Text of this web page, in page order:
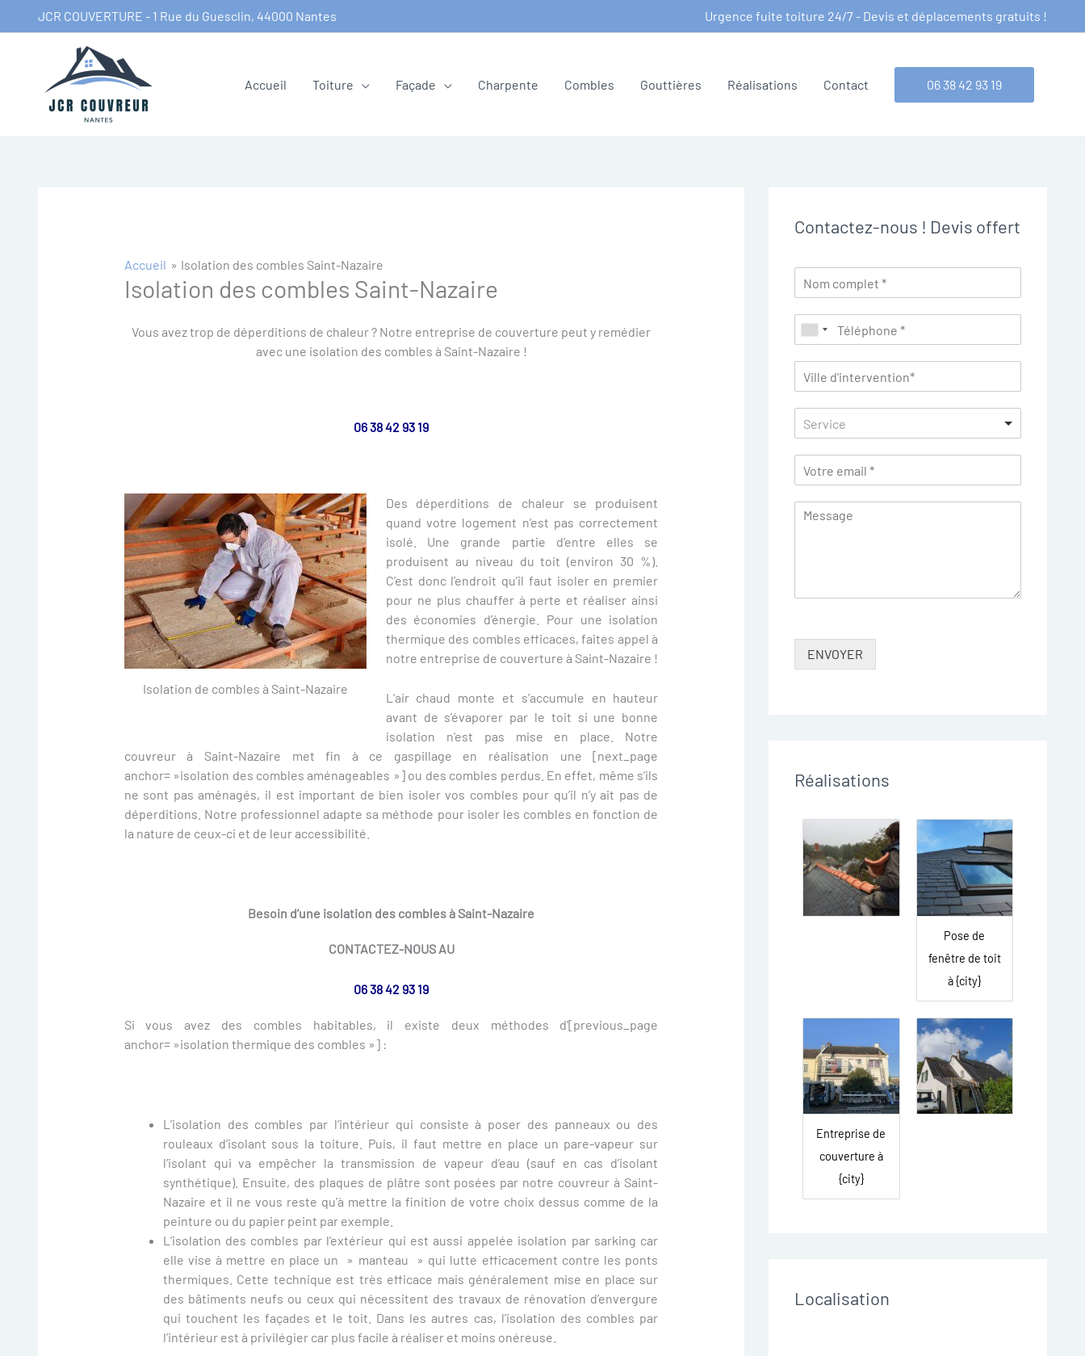
JCR COUVERTURE - 1 Rue du Guesclin, 44000 Nantes Urgence fuite toiture 24/7 - Devis et déplacements gratuits !
Accueil Toiture Façade Charpente Combles Gouttières Réalisations Contact 06 38 42 93 19
Accueil Isolation des combles Saint-Nazaire
Isolation des combles Saint-Nazaire
Vous avez trop de déperditions de chaleur ? Notre entreprise de couverture peut y remédier
avec une isolation des combles à Saint-Nazaire !
06 38 42 93 19
Isolation de combles à Saint-Nazaire
Des déperditions de chaleur se produisent
quand votre logement n’est pas correctement
isolé. Une grande partie d’entre elles se
produisent au niveau du toit (environ 30 %).
C’est donc l’endroit qu’il faut isoler en premier
pour ne plus chauffer à perte et réaliser ainsi
des économies d’énergie. Pour une isolation
thermique des combles efficaces, faites appel à
notre entreprise de couverture à Saint-Nazaire !
L’air chaud monte et s’accumule en hauteur
avant de s’évaporer par le toit si une bonne
isolation n’est pas mise en place. Notre
couvreur à Saint-Nazaire met fin à ce gaspillage en réalisation une [next_page
anchor= »isolation des combles aménageables »] ou des combles perdus. En effet, même s’ils
ne sont pas aménagés, il est important de bien isoler vos combles pour qu’il n’y ait pas de
déperditions. Notre professionnel adapte sa méthode pour isoler les combles en fonction de
la nature de ceux-ci et de leur accessibilité.
Besoin d’une isolation des combles à Saint-Nazaire
CONTACTEZ-NOUS AU
06 38 42 93 19
Si vous avez des combles habitables, il existe deux méthodes d'[previous_page
anchor= »isolation thermique des combles »] :
L’isolation des combles par l’intérieur qui consiste à poser des panneaux ou des
rouleaux d’isolant sous la toiture. Puis, il faut mettre en place un pare-vapeur sur
l’isolant qui va empêcher la transmission de vapeur d’eau (sauf en cas d’isolant
synthétique). Ensuite, des plaques de plâtre sont posées par notre couvreur à Saint-
Nazaire et il ne vous reste qu’à mettre la finition de votre choix dessus comme de la
peinture ou du papier peint par exemple.
L’isolation des combles par l’extérieur qui est aussi appelée isolation par sarking car
elle vise à mettre en place un » manteau » qui lutte efficacement contre les ponts
thermiques. Cette technique est très efficace mais généralement mise en place sur
des bâtiments neufs ou ceux qui nécessitent des travaux de rénovation d’envergure
qui touchent les façades et le toit. Dans les autres cas, l’isolation des combles par
l’intérieur est à privilégier car plus facile à réaliser et moins onéreuse.
Contactez-nous ! Devis offert
Service
ENVOYER
Réalisations
Pose de
fenêtre de toit
à {city}
Entreprise de
couverture à
{city}
Localisation